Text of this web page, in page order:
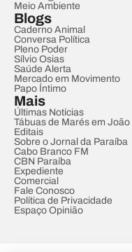
Meio Ambiente
Blogs
Caderno Animal
Conversa Política
Pleno Poder
Sílvio Osias
Saúde Alerta
Mercado em Movimento
Papo Íntimo
Mais
Últimas Notícias
Tábuas de Marés em João
Editais
Sobre o Jornal da Paraíba
Cabo Branco FM
CBN Paraíba
Expediente
Comercial
Fale Conosco
Política de Privacidade
Espaço Opinião